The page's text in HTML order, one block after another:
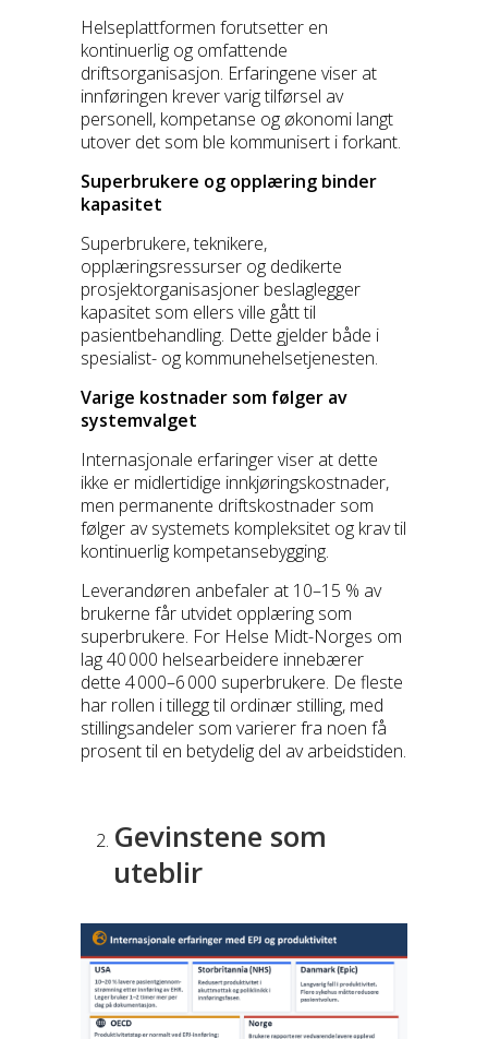
Helseplattformen forutsetter en
kontinuerlig og omfattende
driftsorganisasjon. Erfaringene viser at
innføringen krever varig tilførsel av
personell, kompetanse og økonomi langt
utover det som ble kommunisert i forkant.
Superbrukere og opplæring binder
kapasitet
Superbrukere, teknikere,
opplæringsressurser og dedikerte
prosjektorganisasjoner beslaglegger
kapasitet som ellers ville gått til
pasientbehandling. Dette gjelder både i
spesialist- og kommunehelsetjenesten.
Varige kostnader som følger av
systemvalget
Internasjonale erfaringer viser at dette
ikke er midlertidige innkjøringskostnader,
men permanente driftskostnader som
følger av systemets kompleksitet og krav til
kontinuerlig kompetansebygging.
Leverandøren anbefaler at 10–15 % av
brukerne får utvidet opplæring som
superbrukere. For Helse Midt-Norges om
lag 40 000 helsearbeidere innebærer
dette 4 000–6 000 superbrukere. De fleste
har rollen i tillegg til ordinær stilling, med
stillingsandeler som varierer fra noen få
prosent til en betydelig del av arbeidstiden.
Gevinstene som
uteblir